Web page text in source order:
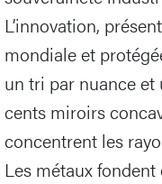
L’innovation,
mondiale et
un tri par nuance
cents miroirs
concentrent les
Les métaux